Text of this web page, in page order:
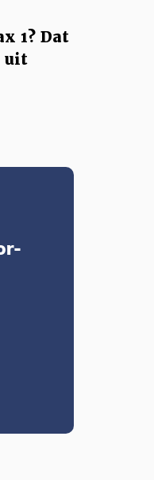
1? Dat
uit